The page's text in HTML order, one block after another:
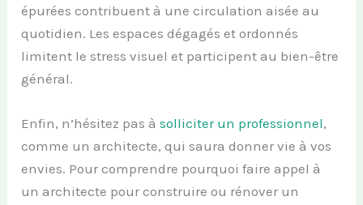
épurées contribuent à une circulation aisée au
quotidien. Les espaces dégagés et ordonnés
limitent le stress visuel et participent au bien-être
général.
Enfin, n’hésitez pas àsolliciter un professionnel,
comme un architecte, qui saura donner vie à vos
envies. Pour comprendre pourquoi faire appel à
un architecte pour construire ou rénover un